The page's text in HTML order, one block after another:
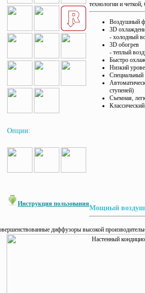
Опции:
Инструкция пользования
технологии и четкой,
Воздушный
3D
- холодный
3D обогрев
- теплый
Быстро
Низкий
ступеней)
Съемная,
Мощный
диффузоры высокой